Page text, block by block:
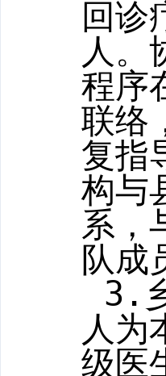
回诊
人。
程序
联络
复指
构与
系，
队成
3.
人为
级医